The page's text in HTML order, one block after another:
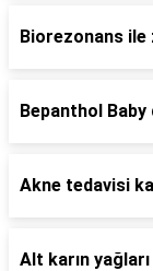
Biorezonans ile
Bepanthol Baby
Akne tedavisi
Alt karın